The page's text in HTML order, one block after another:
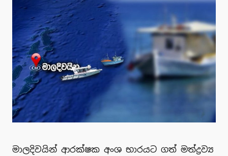
මාලදිවයින් ආරක්ෂක අංශ භාරයට ගත් මත්ද්‍රව්‍ය